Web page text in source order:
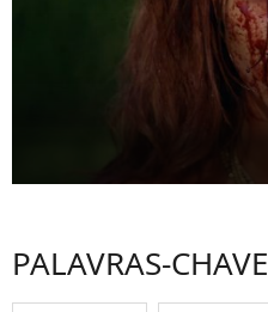
PALAVRAS-CHAVE